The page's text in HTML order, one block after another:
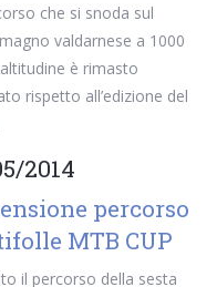
che si snoda sul
valdarnese a 1000
è rimasto
rispetto all’edizione del
2014
percorso
MTB CUP
il percorso della sesta